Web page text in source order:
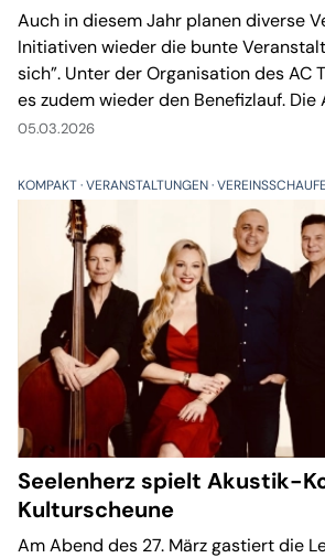
Auch in diesem Jahr planen diverse
Initiativen wieder die bunte
sich”. Unter der Organisation des AC
es zudem wieder den Benefizlauf. Die
dafür sind geöffnet.
05.03.2026
KOMPAKT VERANSTALTUNGEN
Seelenherz spielt Akustik-
Kulturscheune
Am Abend des 27. März gastiert die